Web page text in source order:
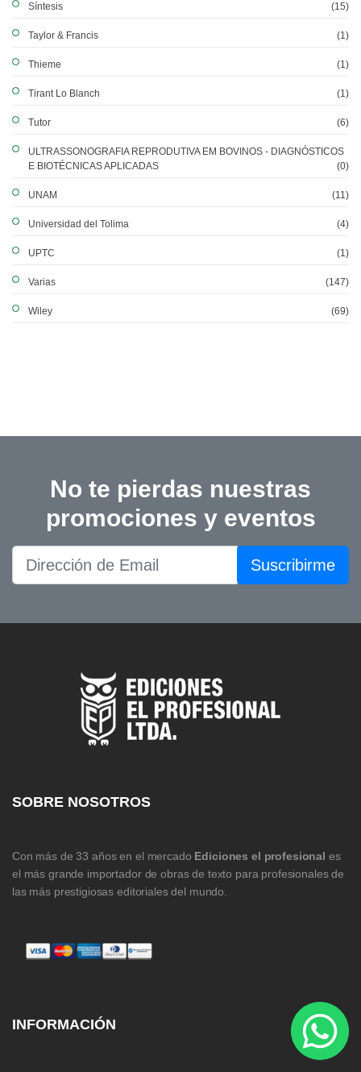
Síntesis (15)
Taylor & Francis (1)
Thieme (1)
Tirant Lo Blanch (1)
Tutor (6)
ULTRASSONOGRAFIA REPRODUTIVA EM BOVINOS - DIAGNÓSTICOS
E BIOTÉCNICAS APLICADAS
(0)
UNAM (11)
Universidad del Tolima (4)
UPTC (1)
Varias (147)
Wiley (69)
No te pierdas nuestras
promociones y eventos
Suscribirme
SOBRE NOSOTROS
Con más de 33 años en el mercado Ediciones el profesional es
el más grande importador de obras de texto para profesionales de
las más prestigiosas editoriales del mundo.
INFORMACIÓN